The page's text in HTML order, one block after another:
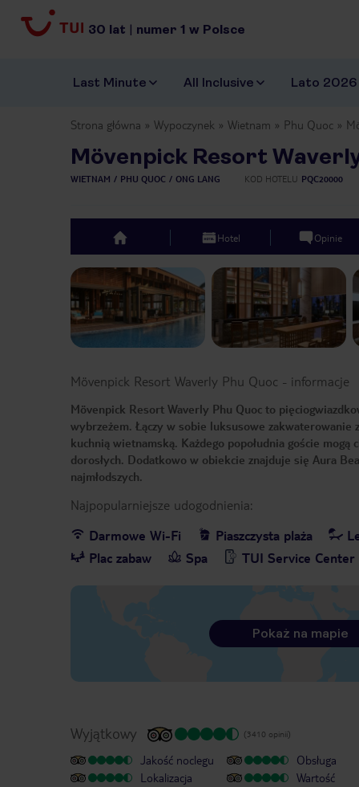
30 lat | numer 1 w Polsce
Last Minute All Inclusive Lato 2026
Strona główna Wypoczynek Wietnam Phu Quoc
Mövenpick Resort
WIETNAM PHU QUOC ONG LANG KOD HOTELU PQC20000
top Hotel Opinie
Previous slide
Mövenpick Resort Waverly Phu Quoc - informacje
Mövenpick Resort Waverly Phu Quoc to
wybrzeżem. Łączy w sobie luksusowe
kuchnią wietnamską. Każdego popołudnia goście
dorosłych. Dodatkowo w obiekcie znajduje się Aura
najmłodszych.
Najpopularniejsze udogodnienia:
Darmowe Wi-Fi
Piaszczysta plaża
Plac zabaw
Spa TUI Service Center
Pokaż na mapie
Wyjątkowy (3410 opinii)
Jakość noclegu
Lokalizacja
Obsługa
Wartość